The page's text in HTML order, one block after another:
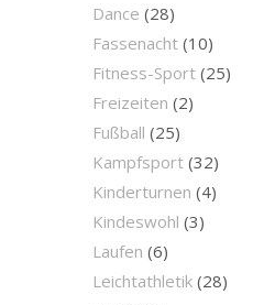
Dance (28)
Fassenacht(10)
Fitness-Sport(25)
Freizeiten (2)
Fußball (25)
Kampfsport(32)
Kinderturnen (4)
Kindeswohl (3)
Laufen (6)
Leichtathletik(28)